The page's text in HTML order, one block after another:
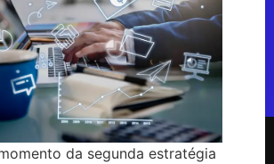
da segunda estratégia